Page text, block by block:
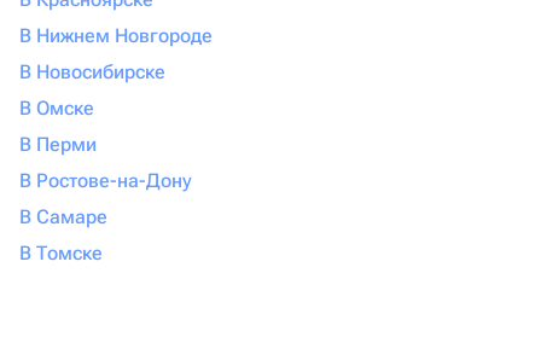
В Нижнем Новгороде
В Новосибирске
В Омске
В Перми
В Ростове-на-Дону
В Самаре
В Томске